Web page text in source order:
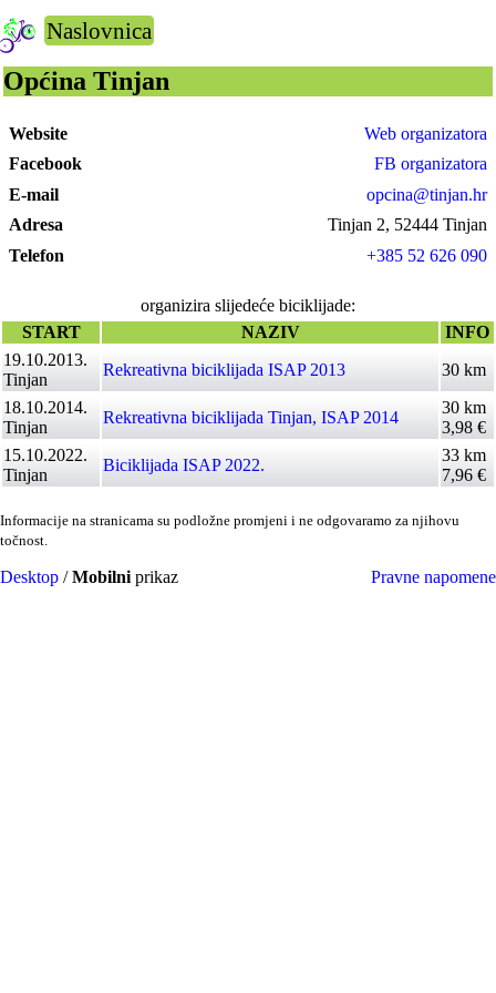
Naslovnica
Općina Tinjan
Website
Web organizatora
Facebook
FB organizatora
E-mail
opcina@tinjan.hr
Adresa
Tinjan 2, 52444 Tinjan
Telefon
+385 52 626 090
organizira slijedeće biciklijade:
START
NAZIV
INFO
19.10.2013.
Tinjan
Rekreativna biciklijada ISAP 2013
30 km
18.10.2014.
Tinjan
Rekreativna biciklijada Tinjan, ISAP 2014
30 km
3,98 €
15.10.2022.
Tinjan
Biciklijada ISAP 2022.
33 km
7,96 €
Informacije na stranicama su podložne promjeni i ne odgovaramo za njihovu
točnost.
Desktop /Mobilni prikaz Pravne napomene